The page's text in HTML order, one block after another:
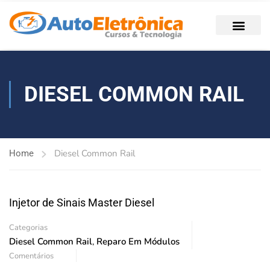
DIESEL COMMON RAIL
Home Diesel Common Rail
Injetor de Sinais Master Diesel
Categorias
Diesel Common Rail, Reparo Em Módulos
Comentários